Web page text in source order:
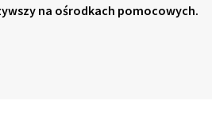
na ośrodkach pomocowych.